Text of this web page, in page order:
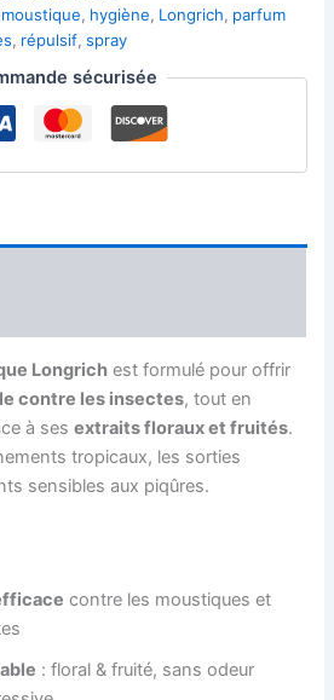
, hygiène, Longrich, parfum
, répulsif,spray
sécurisée
Longrich est formulé pour offrir
contre les insectes, tout en
à sesextraits floraux et fruités.
tropicaux, les sorties
sensibles aux piqûres.
contre les moustiques et
: floral & fruité, sans odeur